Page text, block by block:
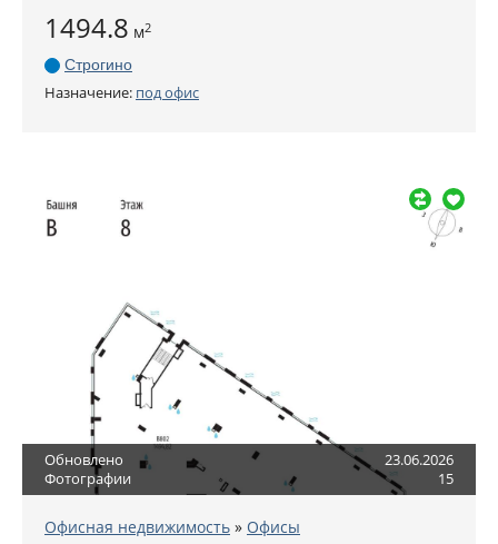
1494.8 м2
Строгино
Назначение: под офис
Обновлено
23.06.2026
Фотографии
15
Офисная недвижимость » Офисы